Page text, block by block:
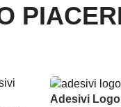
Adesivi